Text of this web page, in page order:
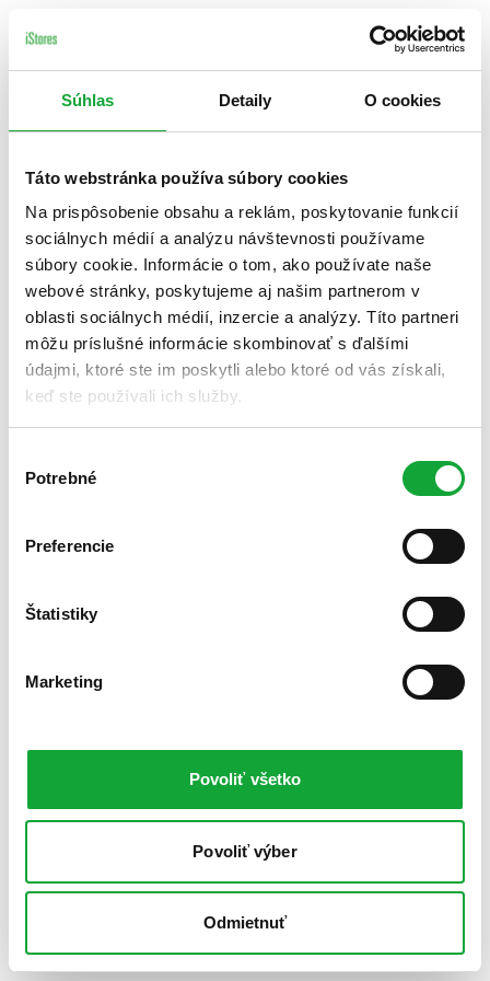
Súhlas Detaily O cookies
Táto webstránka používa súbory cookies
Na prispôsobenie obsahu a reklám, poskytovanie funkcií
sociálnych médií a analýzu návštevnosti používame
súbory cookie. Informácie o tom, ako používate naše
webové stránky, poskytujeme aj našim partnerom v
oblasti sociálnych médií, inzercie a analýzy. Títo partneri
môžu príslušné informácie skombinovať s ďalšími
údajmi, ktoré ste im poskytli alebo ktoré od vás získali,
keď ste používali ich služby.
súhlasu
Potrebné
Preferencie
Štatistiky
Marketing
Povoliť všetko
Povoliť výber
Odmietnuť